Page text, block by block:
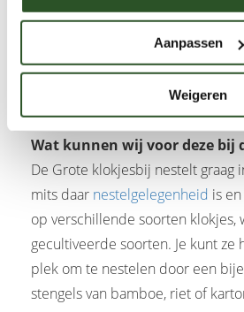
Aanpassen
Weigeren
Mannetjes gebruiken klokjes
overnachten. Voor de nectar
planten bezocht. Kaasjeskruid is
mannetjes als bij de vrouwtjes.
Wat kunnen wij voor deze bij
De Grote klokjesbij nestelt graag
mits daar nestelgelegenheid is
op verschillende soorten klokjes,
gecultiveerde soorten. Je kunt ze
plek om te nestelen door een
stengels van bamboe, riet of